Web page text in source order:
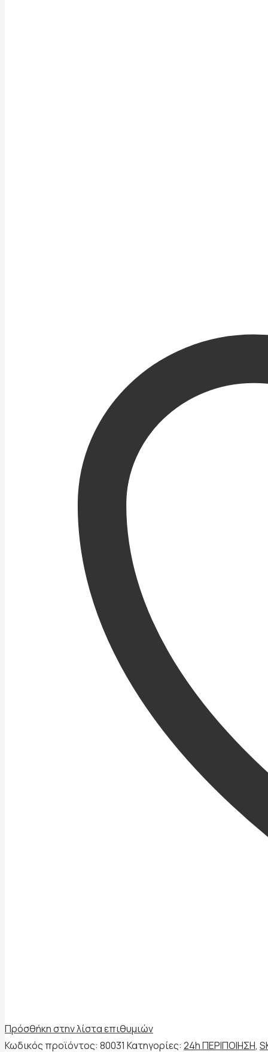
Πρόσθήκη στην λίστα επιθυμιών
Κωδικός προϊόντος: 80031 Κατηγορίες: 24h ΠΕΡΙΠΟΙΗΣΗ,